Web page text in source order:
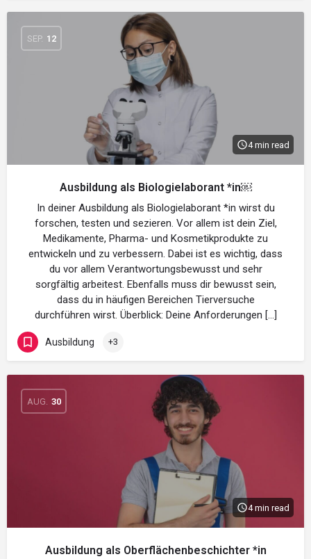
SEP. 12
4 min read
Ausbildung als Biologielaborant *in￼
In deiner Ausbildung als Biologielaborant *in wirst du
forschen, testen und sezieren. Vor allem ist dein Ziel,
Medikamente, Pharma- und Kosmetikprodukte zu
entwickeln und zu verbessern. Dabei ist es wichtig, dass
du vor allem Verantwortungsbewusst und sehr
sorgfältig arbeitest. Ebenfalls muss dir bewusst sein,
dass du in häufigen Bereichen Tierversuche
durchführen wirst. Überblick: Deine Anforderungen […]
Ausbildung +3
AUG. 30
4 min read
Ausbildung als Oberflächenbeschichter *in